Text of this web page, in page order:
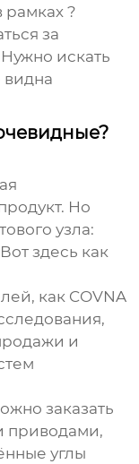
рамках ?
за
искать
видна
Но
узла:
здесь как
как COVNA
и
заказать
приводами,
углы